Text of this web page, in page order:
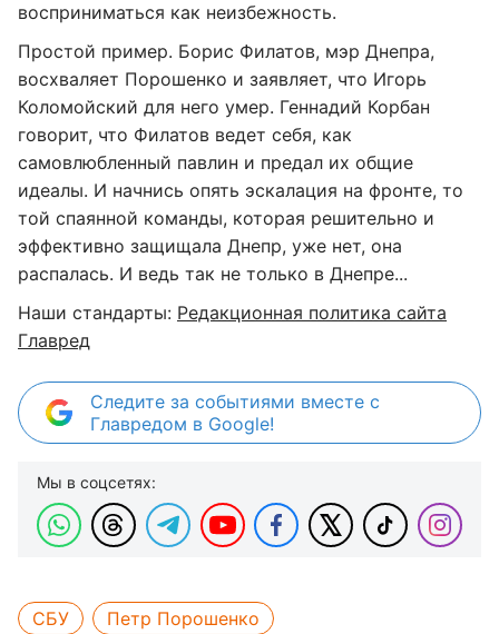
восприниматься как неизбежность.
Простой пример. Борис Филатов, мэр Днепра,
восхваляет Порошенко и заявляет, что Игорь
Коломойский для него умер. Геннадий Корбан
говорит, что Филатов ведет себя, как
самовлюбленный павлин и предал их общие
идеалы. И начнись опять эскалация на фронте, то
той спаянной команды, которая решительно и
эффективно защищала Днепр, уже нет, она
распалась. И ведь так не только в Днепре...
Наши стандарты: Редакционная политика сайта
Главред
Следите за событиями вместе с
Главредом в Google!
Мы в соцсетях:
СБУ
Петр Порошенко